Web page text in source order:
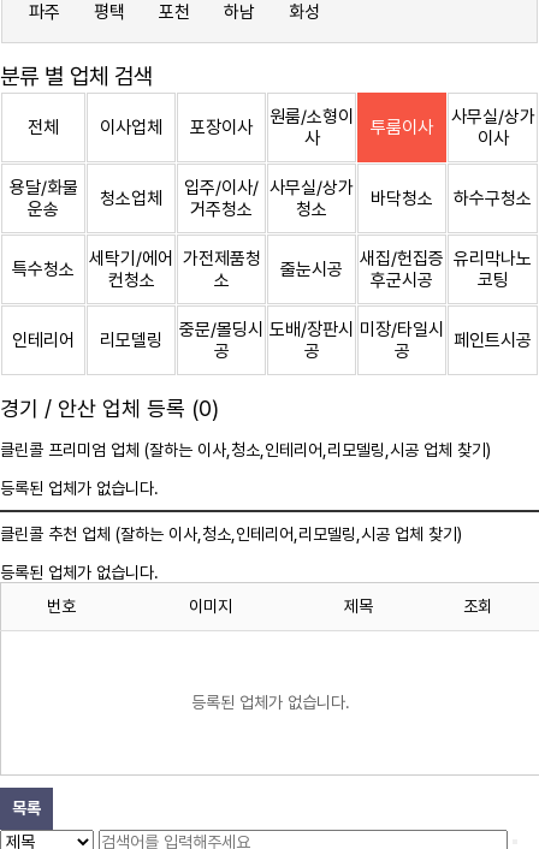
파주
평택 포천 하남 화성
분류 별 업체 검색
전체 이사업체 포장이사
원룸/소형이
사
투룸이사
사무실/상가
이사
용달/화물
운송
청소업체
입주/이사/
거주청소
사무실/상가
청소
바닥청소 하수구청소
특수청소
세탁기/에어
컨청소
가전제품청
소
줄눈시공
새집/헌집증
후군시공
유리막나노
코팅
인테리어 리모델링
중문/몰딩시
공
도배/장판시
공
미장/타일시
공
페인트시공
경기 / 안산 업체 등록 (0)
클린콜 프리미엄 업체 (잘하는 이사, 청소 ,인테리어,리모델링,시공 업체 찾기)
등록된 업체가 없습니다.
클린콜 추천 업체 (잘하는 이사, 청소 ,인테리어,리모델링,시공 업체 찾기)
등록된 업체가 없습니다.
번호
이미지 제목 조회
등록된 업체가 없습니다.
목록